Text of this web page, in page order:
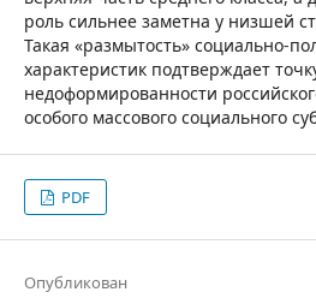
роль сильнее заметна у низшей
Такая «размытость» социально-
характеристик подтверждает
недоформированности
особого массового социального
PDF
Опубликован